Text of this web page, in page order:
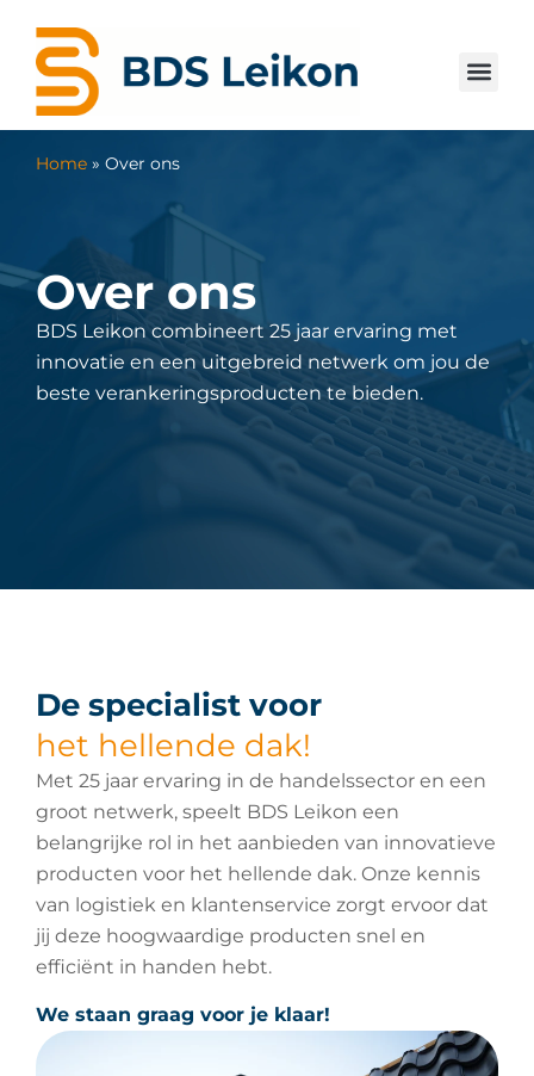
Over ons
Home » Over ons
Over ons
BDS Leikon combineert 25 jaar ervaring met
innovatie en een uitgebreid netwerk om jou de
beste verankeringsproducten te bieden.
De specialist voor
het hellende dak!
Met 25 jaar ervaring in de handelssector en een
groot netwerk, speelt BDS Leikon een
belangrijke rol in het aanbieden van innovatieve
producten voor het hellende dak. Onze kennis
van logistiek en klantenservice zorgt ervoor dat
jij deze hoogwaardige producten snel en
efficiënt in handen hebt.
We staan graag voor je klaar!